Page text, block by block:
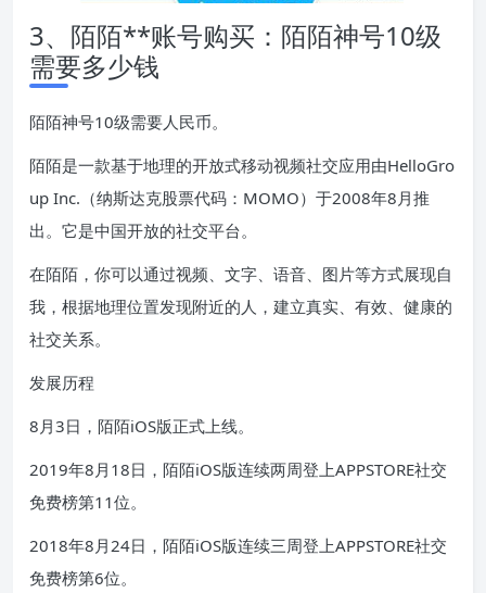
3、陌陌**账号购买：陌陌神号10级
需要多少钱
陌陌神号10级需要人民币。
陌陌是一款基于地理的开放式移动视频社交应用由HelloGro
up Inc.（纳斯达克股票代码：MOMO）于2008年8月推
出。它是中国开放的社交平台。
在陌陌，你可以通过视频、文字、语音、图片等方式展现自
我，根据地理位置发现附近的人，建立真实、有效、健康的
社交关系。
发展历程
8月3日，陌陌iOS版正式上线。
2019年8月18日，陌陌iOS版连续两周登上APPSTORE社交
免费榜第11位。
2018年8月24日，陌陌iOS版连续三周登上APPSTORE社交
免费榜第6位。